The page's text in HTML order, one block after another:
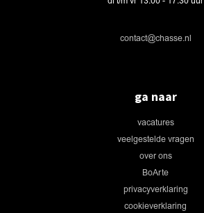
contact@chasse.nl
ga naar
vacatures
veelgestelde vragen
over ons
BoArte
privacyverklaring
cookieverklaring